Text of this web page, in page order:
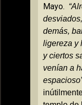
Mayo.
demás,
ligereza y
y ciertos
venían a